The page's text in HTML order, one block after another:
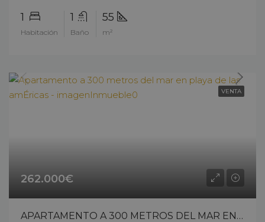
1
Habitación
1
Baño
55
m²
VENTA
262.000€
APARTAMENTO A 300 METROS DEL MAR EN PLAYA DE LAS AMÉRICAS – 15607cpnp26